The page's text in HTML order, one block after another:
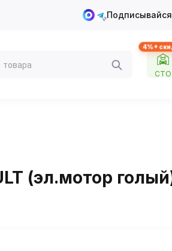
4%+
СТО
(эл.мотор